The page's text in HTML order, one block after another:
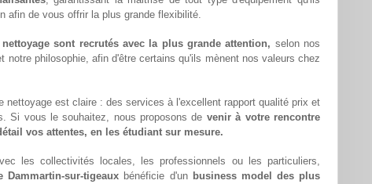
afin de vous offrir la plus grande flexibilité.
sont recrutés avec la plus grande attention, selon nos
notre philosophie, afin d'être certains qu'ils mènent nos valeurs chez
nettoyage est claire : des services à l'excellent rapport qualité prix et
Si vous le souhaitez, nous proposons de venir à votre rencontre
vos attentes, en les étudiant sur mesure.
les collectivités locales, les professionnels ou les particuliers,
Dammartin-sur-tigeaux bénéficie d'un business model des plus